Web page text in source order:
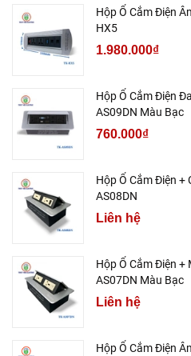
Hộp Ổ Cắm Điện
HX5
1.980.000₫
Hộp Ổ Cắm Điện
AS09DN Màu Bạc
760.000₫
Hộp Ổ Cắm Điện +
AS08DN
Liên hệ
Hộp Ổ Cắm Điện +
AS07DN Màu Bạc
Liên hệ
Hộp Ổ Cắm Điện